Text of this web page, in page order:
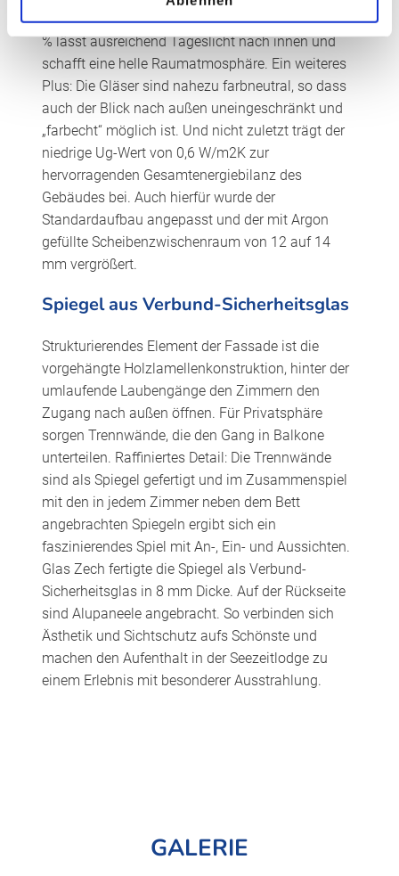
Hochsommer. Die hohe Lichttransmission von 53
% lässt ausreichend Tageslicht nach innen und
schafft eine helle Raumatmosphäre. Ein weiteres
Plus: Die Gläser sind nahezu farbneutral, so dass
auch der Blick nach außen uneingeschränkt und
„farbecht“ möglich ist. Und nicht zuletzt trägt der
niedrige Ug-Wert von 0,6 W/m2K zur
hervorragenden Gesamtenergiebilanz des
Gebäudes bei. Auch hierfür wurde der
Standardaufbau angepasst und der mit Argon
gefüllte Scheibenzwischenraum von 12 auf 14
mm vergrößert.
Spiegel aus Verbund-Sicherheitsglas
Strukturierendes Element der Fassade ist die
vorgehängte Holzlamellenkonstruktion, hinter der
umlaufende Laubengänge den Zimmern den
Zugang nach außen öffnen. Für Privatsphäre
sorgen Trennwände, die den Gang in Balkone
unterteilen. Raffiniertes Detail: Die Trennwände
sind als Spiegel gefertigt und im Zusammenspiel
mit den in jedem Zimmer neben dem Bett
angebrachten Spiegeln ergibt sich ein
faszinierendes Spiel mit An-, Ein- und Aussichten.
Glas Zech fertigte die Spiegel als Verbund-
Sicherheitsglas in 8 mm Dicke. Auf der Rückseite
sind Alupaneele angebracht. So verbinden sich
Ästhetik und Sichtschutz aufs Schönste und
machen den Aufenthalt in der Seezeitlodge zu
einem Erlebnis mit besonderer Ausstrahlung.
GALERIE